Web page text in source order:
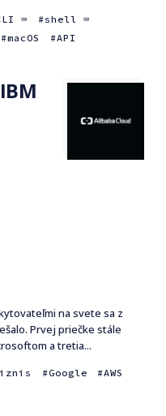
⌨️
shell ⌨️
macOS API
na svete sa z
Prvej priečke stále
a tretia...
Google
AWS